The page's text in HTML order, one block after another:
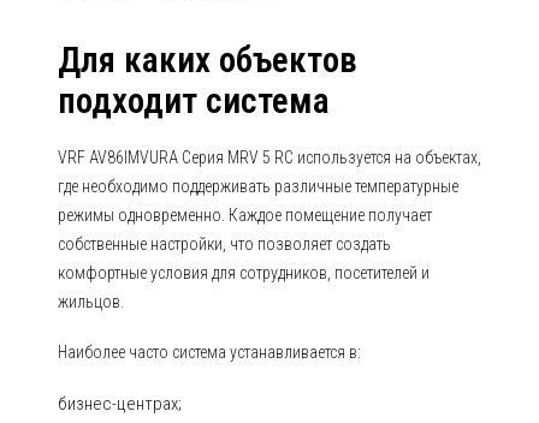
Для каких объектов
подходит система
VRF AV86IMVURA Серия MRV 5 RC используется на объектах,
где необходимо поддерживать различные температурные
режимы одновременно. Каждое помещение получает
собственные настройки, что позволяет создать
комфортные условия для сотрудников, посетителей и
жильцов.
Наиболее часто система устанавливается в:
бизнес-центрах;